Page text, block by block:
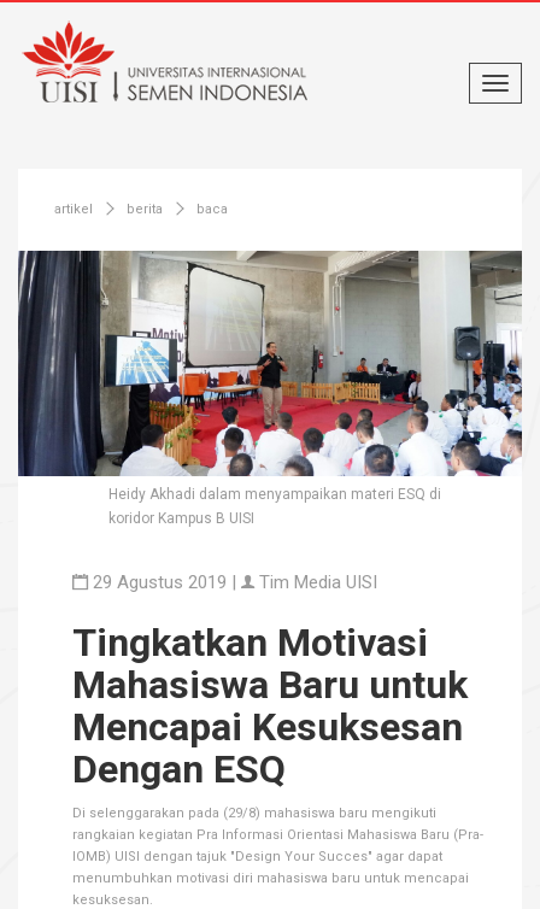
artikel berita baca
Heidy Akhadi dalam menyampaikan materi ESQ di
koridor Kampus B UISI
29 Agustus 2019 | Tim Media UISI
Tingkatkan Motivasi
Mahasiswa Baru untuk
Mencapai Kesuksesan
Dengan ESQ
Di selenggarakan pada (29/8) mahasiswa baru mengikuti
rangkaian kegiatan Pra Informasi Orientasi Mahasiswa Baru (Pra-
IOMB) UISI dengan tajuk "Design Your Succes" agar dapat
menumbuhkan motivasi diri mahasiswa baru untuk mencapai
kesuksesan.